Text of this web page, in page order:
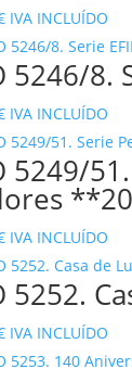
IVA INCLUÍDO
5246/8.
IVA INCLUÍDO
5249/
IVA INCLUÍDO
5252.
IVA INCLUÍDO